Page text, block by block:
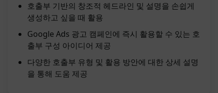
호출부 기반의 창조적 헤드라인 및 설명을 손쉽게
생성하고 싶을 때 활용
Google Ads 광고 캠페인에 즉시 활용할 수 있는 호
출부 구성 아이디어 제공
다양한 호출부 유형 및 활용 방안에 대한 상세 설명
을 통해 도움 제공